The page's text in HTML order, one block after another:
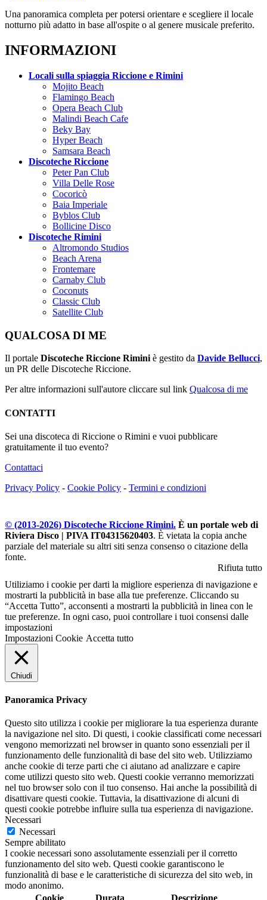
Una panoramica completa per potersi orientare e scegliere il locale
notturno più adatto in base all'ospite o al genere musicale preferito.
INFORMAZIONI
Locali sulla spiaggia Riccione e Rimini
Mojito Beach
Flamingo Beach
Opera Beach Club
Malindi Beach Cafe
Beky Bay
Hyper Beach
Samsara Beach
Discoteche Riccione
Peter Pan Club
Villa Delle Rose
Cocoricò
Baia Imperiale
Byblos Club
Bollicine Disco
Discoteche Rimini
Altromondo Studios
Beach Arena
Frontemare
Carnaby Club
Coconuts
Classic Club
Satellite Club
QUALCOSA DI ME
Il portale Discoteche Riccione Riminiè gestito da Davide Bellucci,
un PR delle Discoteche Riccione.
Per altre informazioni sull'autore cliccare sul link Qualcosa di me
CONTATTI
Sei una discoteca di Riccione o Rimini e vuoi pubblicare
gratuitamente il tuo evento?
Contattaci
Privacy Policy - Cookie Policy - Termini e condizioni
© (2013-2026) Discoteche Riccione Rimini. È un portale web di
Riviera Disco | PIVA IT04315620403. È vietata la copia anche
parziale del materiale su altri siti senza consenso o citazione della
fonte.
Rifiuta tutto
Utiliziamo i cookie per darti la migliore esperienza di navigazione e
mostrarti la pubblicità in base alla tue preferenze. Cliccando su
“Accetta Tutto”, acconsenti a mostrarti la pubblicità in linea con le
tue preferenze. In ogni caso, puoi controllare i tuoi consensi dalle
impostazioni
Impostazioni Cookie Accetta tutto
Chiudi
Panoramica Privacy
Questo sito utilizza i cookie per migliorare la tua esperienza durante
la navigazione nel sito. Di questi, i cookie classificati come necessari
vengono memorizzati nel browser in quanto sono essenziali per il
funzionamento delle funzionalità di base del sito web. Utilizziamo
anche cookie di terze parti che ci aiutano ad analizzare e capire
come utilizzi questo sito web. Questi cookie verranno memorizzati
nel tuo browser solo con il tuo consenso. Hai anche la possibilità di
disattivare questi cookie. Tuttavia, la disattivazione di alcuni di
questi cookie potrebbe influire sulla tua esperienza di navigazione.
Necessari
Necessari
Sempre abilitato
I cookie necessari sono assolutamente essenziali per il corretto
funzionamento del sito web. Questi cookie garantiscono le
funzionalità di base e le caratteristiche di sicurezza del sito web, in
modo anonimo.